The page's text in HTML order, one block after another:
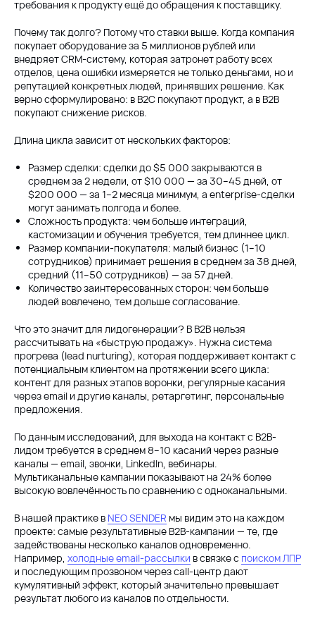
требования к продукту ещё до обращения к поставщику.
Почему так долго? Потому что ставки выше. Когда компания
покупает оборудование за 5 миллионов рублей или
внедряет CRM-систему, которая затронет работу всех
отделов, цена ошибки измеряется не только деньгами, но и
репутацией конкретных людей, принявших решение. Как
верно сформулировано: в B2C покупают продукт, а в B2B
покупают снижение рисков.
Длина цикла зависит от нескольких факторов:
Размер сделки: сделки до $5 000 закрываются в
среднем за 2 недели, от $10 000 — за 30–45 дней, от
$200 000 — за 1–2 месяца минимум, а enterprise-сделки
могут занимать полгода и более.
Сложность продукта: чем больше интеграций,
кастомизации и обучения требуется, тем длиннее цикл.
Размер компании-покупателя: малый бизнес (1–10
сотрудников) принимает решения в среднем за 38 дней,
средний (11–50 сотрудников) — за 57 дней.
Количество заинтересованных сторон: чем больше
людей вовлечено, тем дольше согласование.
Что это значит для лидогенерации? В B2B нельзя
рассчитывать на «быструю продажу». Нужна система
прогрева (lead nurturing), которая поддерживает контакт с
потенциальным клиентом на протяжении всего цикла:
контент для разных этапов воронки, регулярные касания
через email и другие каналы, ретаргетинг, персональные
предложения.
По данным исследований, для выхода на контакт с B2B-
лидом требуется в среднем 8–10 касаний через разные
каналы — email, звонки, LinkedIn, вебинары.
Мультиканальные кампании показывают на 24% более
высокую вовлечённость по сравнению с одноканальными.
В нашей практике в NEO SENDER мы видим это на каждом
проекте: самые результативные B2B-кампании — те, где
задействованы несколько каналов одновременно.
Например, холодные email-рассылки в связке с поиском ЛПР
и последующим прозвоном через call-центр дают
кумулятивный эффект, который значительно превышает
результат любого из каналов по отдельности.